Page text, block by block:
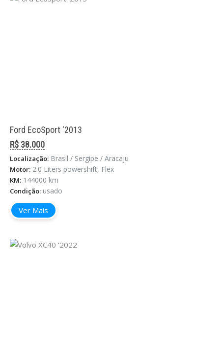
Ford EcoSport '2013
R$ 38.000
Localização: Brasil / Sergipe / Aracaju
Motor: 2.0 Liters powershift, Flex
KM: 144000 km
Condição: usado
Ver Mais